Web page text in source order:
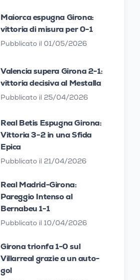
Maiorca espugna Girona:
vittoria di misura per 0-1
Pubblicato il 01/05/2026
Valencia supera Girona 2-1:
vittoria decisiva al Mestalla
Pubblicato il 25/04/2026
Real Betis Espugna Girona:
Vittoria 3-2 in una Sfida
Epica
Pubblicato il 21/04/2026
Real Madrid-Girona:
Pareggio Intenso al
Bernabeu 1-1
Pubblicato il 10/04/2026
Girona trionfa 1-0 sul
Villarreal grazie a un auto-
gol